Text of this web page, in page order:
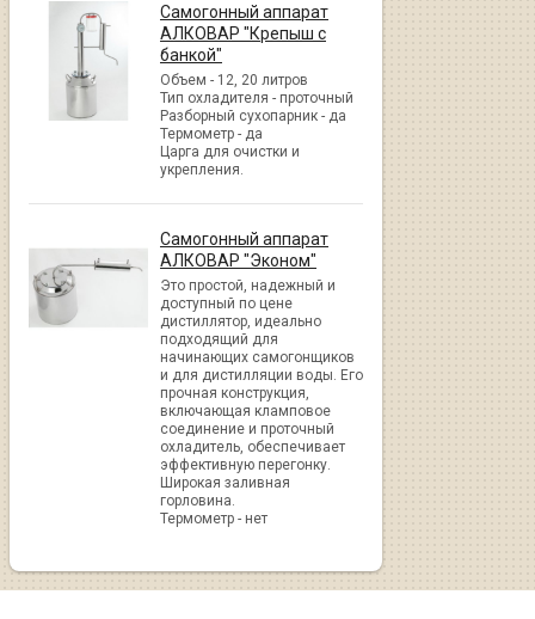
Самогонный аппарат
АЛКОВАР "Крепыш с
банкой"
Объем - 12, 20 литров
Тип охладителя - проточный
Разборный сухопарник - да
Термометр - да
Царга для очистки и
укрепления.
Самогонный аппарат
АЛКОВАР "Эконом"
Это простой, надежный и
доступный по цене
дистиллятор, идеально
подходящий для
начинающих самогонщиков
и для дистилляции воды. Его
прочная конструкция,
включающая кламповое
соединение и проточный
охладитель, обеспечивает
эффективную перегонку.
Широкая заливная
горловина.
Термометр - нет